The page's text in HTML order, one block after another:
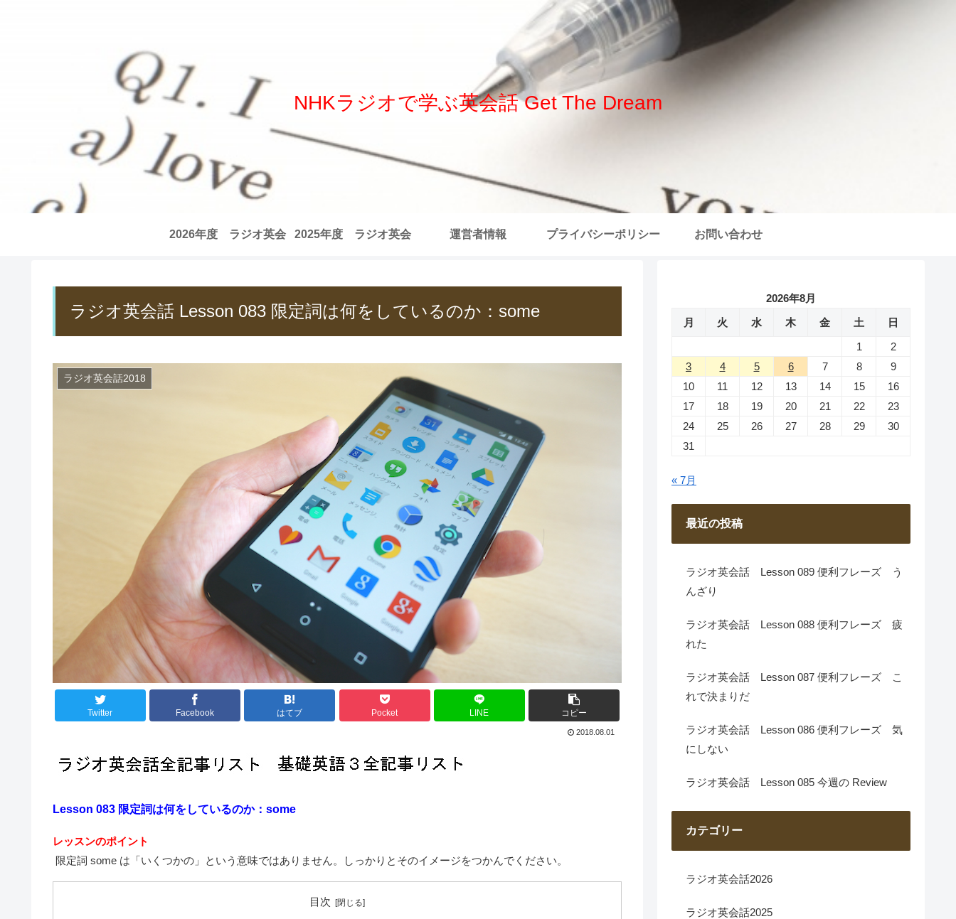
NHKラジオで学ぶ英会話 Get The Dream
2026年度 ラジオ英会 2025年度 ラジオ英会 運営者情報 プライバシーポリシー お問い合わせ
ラジオ英会話 Lesson 083 限定詞は何をしているのか：some
ラジオ英会話2018
Twitter Facebook はてブ Pocket LINE コピー
2018.08.01
Lesson 083 限定詞は何をしているのか：some
レッスンのポイント
限定詞 some は「いくつかの」という意味ではありません。しっかりとそのイメージをつかんでください。
目次
2026年8月
月
火 水 木 金 土
日
1
2
3
4 5 6 7 8
9
10
11 12 13 14 15
16
17
18 19 20 21 22
23
24
25 26 27 28 29
30
31
« 7月
最近の投稿
ラジオ英会話 Lesson 089 便利フレーズ う
んざり
ラジオ英会話 Lesson 088 便利フレーズ 疲
れた
ラジオ英会話 Lesson 087 便利フレーズ こ
れで決まりだ
ラジオ英会話 Lesson 086 便利フレーズ 気
にしない
ラジオ英会話 Lesson 085 今週の Review
カテゴリー
ラジオ英会話2026
ラジオ英会話2025